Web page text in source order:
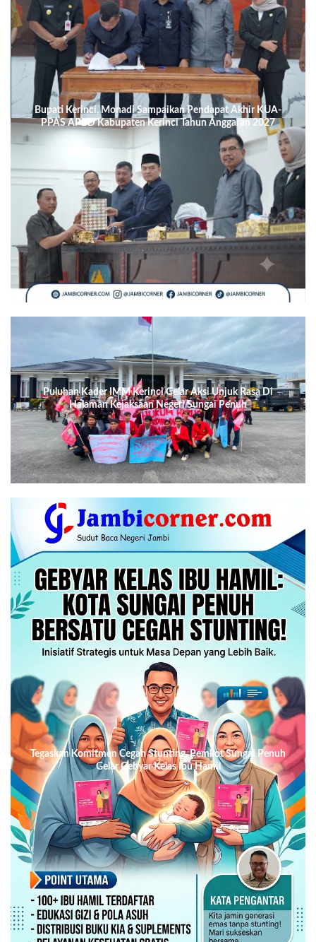
Bupati Kerinci, Monadi Sampaikan Pendapat Akhir KUA-
PPAS APBD Kabupaten Kerinci Tahun Anggaran 2027
Puluhan Kader IMM Kerinci Gelar Aksi Unjuk Rasa Di
Halaman Kejaksaan Negeri Sungai Penuh
Tegaskan Komitmen Cegah Stunting, Pemkot Sungai Penuh
Gelar Gebyar Kelas Ibu Hamil